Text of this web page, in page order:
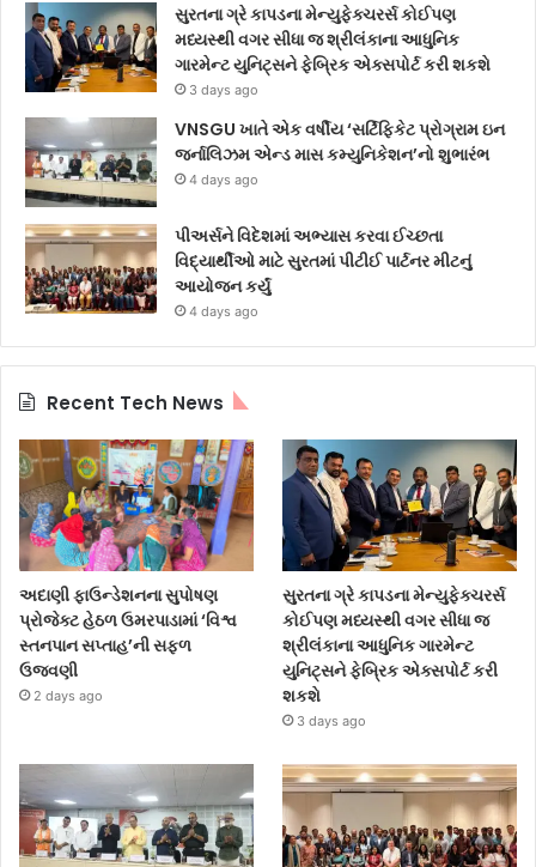
સુરતના ગ્રે કાપડના મેન્યુફેક્ચરર્સ કોઈપણ
મધ્યસ્થી વગર સીધા જ શ્રીલંકાના આધુનિક
ગારમેન્ટ યુનિટ્સને ફેબ્રિક એક્સપોર્ટ કરી શકશે
3 days ago
VNSGU ખાતે એક વર્ષીય ‘સર્ટિફિકેટ પ્રોગ્રામ ઇન
જર્નાલિઝમ એન્ડ માસ કમ્યુનિકેશન’નો શુભારંભ
4 days ago
પીઅર્સને વિદેશમાં અભ્યાસ કરવા ઈચ્છતા
વિદ્યાર્થીઓ માટે સુરતમાં પીટીઈ પાર્ટનર મીટનું
આયોજન કર્યું
4 days ago
Recent Tech News
અદાણી ફાઉન્ડેશનના સુપોષણ
પ્રોજેક્ટ હેઠળ ઉમરપાડામાં ‘વિશ્વ
સ્તનપાન સપ્તાહ’ની સફળ
ઉજવણી
2 days ago
સુરતના ગ્રે કાપડના મેન્યુફેક્ચરર્સ
કોઈપણ મધ્યસ્થી વગર સીધા જ
શ્રીલંકાના આધુનિક ગારમેન્ટ
યુનિટ્સને ફેબ્રિક એક્સપોર્ટ કરી
શકશે
3 days ago